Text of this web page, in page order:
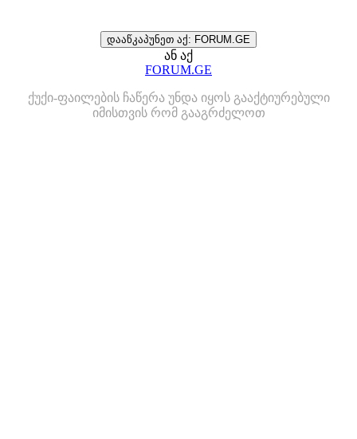
დააწკაპუნეთ აქ: FORUM.GE
ან აქ
FORUM.GE
ქუქი-ფაილების ჩაწერა უნდა იყოს გააქტიურებული
იმისთვის რომ გააგრძელოთ